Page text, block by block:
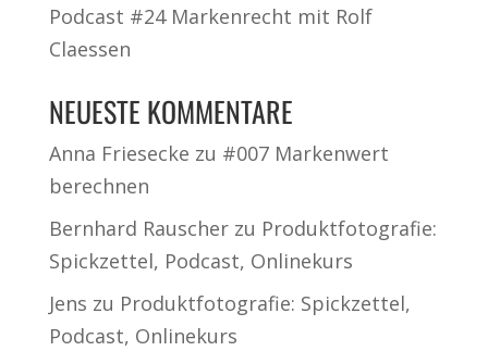
Podcast #24 Markenrecht mit Rolf
Claessen
NEUESTE KOMMENTARE
Anna Friesecke zu #007 Markenwert
berechnen
Bernhard Rauscherzu Produktfotografie:
Spickzettel, Podcast, Onlinekurs
Jens zu Produktfotografie: Spickzettel,
Podcast, Onlinekurs